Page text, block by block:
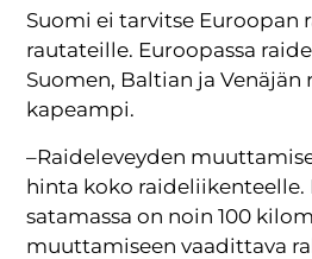
Suomi ei tarvitse Euroopan
rautateille. Euroopassa
Suomen, Baltian ja Venäjän
kapeampi.
–Raideleveyden
hinta koko raideliikenteelle.
satamassa on noin 100
muuttamiseen vaadittava